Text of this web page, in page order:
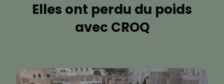
Elles ont perdu du poids
avec CROQ